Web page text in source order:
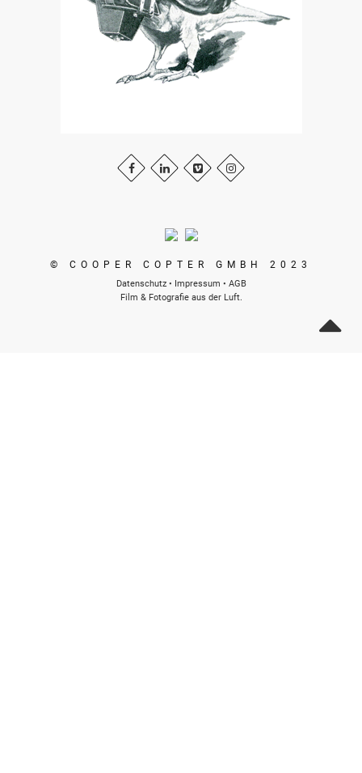
© COOPER COPTER GMBH 2023
Datenschutz• Impressum • AGB
Film & Fotografie aus der Luft.